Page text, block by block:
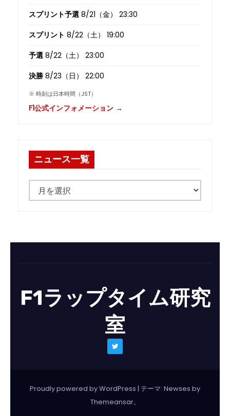
スプリント予選 8/21（金） 23:30
スプリント 8/22（土） 19:00
予選 8/22（土） 23:00
決勝 8/23（日） 22:00
※ 時刻は日本時間（JST）
F1公式インフォメーション →
ニュース一覧
ュ
一
F1ラップタイム研究
室
Proudly powered by WordPress | テーマ: Newses by
Themeansar。